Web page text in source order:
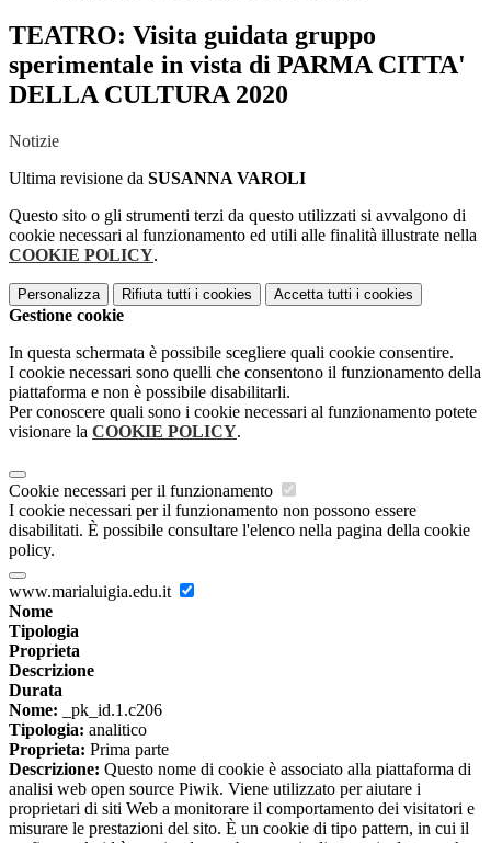
TEATRO: Visita guidata gruppo
sperimentale in vista di PARMA CITTA'
DELLA CULTURA 2020
Notizie
Ultima revisione da SUSANNA VAROLI
Questo sito o gli strumenti terzi da questo utilizzati si avvalgono di
cookie necessari al funzionamento ed utili alle finalità illustrate nella
COOKIE POLICY.
Personalizza Rifiuta tutti i cookies Accetta tutti i cookies
Gestione cookie
In questa schermata è possibile scegliere quali cookie consentire.
I cookie necessari sono quelli che consentono il funzionamento della
piattaforma e non è possibile disabilitarli.
Per conoscere quali sono i cookie necessari al funzionamento potete
visionare la COOKIE POLICY.
Cookie necessari per il funzionamento
I cookie necessari per il funzionamento non possono essere
disabilitati. È possibile consultare l'elenco nella pagina della cookie
policy.
www.marialuigia.edu.it
Nome
Tipologia
Proprieta
Descrizione
Durata
Nome: _pk_id.1.c206
Tipologia: analitico
Proprieta: Prima parte
Descrizione: Questo nome di cookie è associato alla piattaforma di
analisi web open source Piwik. Viene utilizzato per aiutare i
proprietari di siti Web a monitorare il comportamento dei visitatori e
misurare le prestazioni del sito. È un cookie di tipo pattern, in cui il